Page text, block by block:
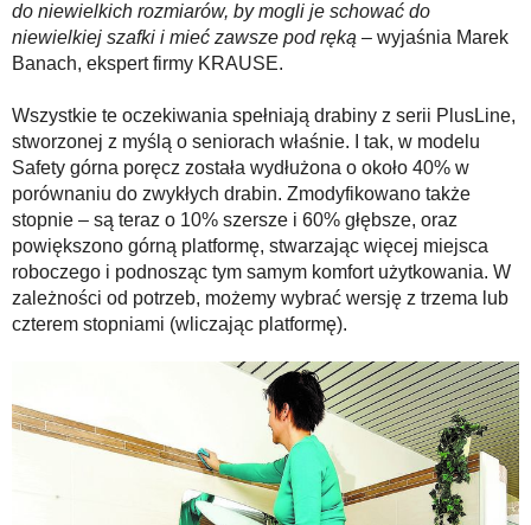
do niewielkich rozmiarów, by mogli je schować do
niewielkiej szafki i mieć zawsze pod ręką – wyjaśnia Marek
Banach, ekspert firmy KRAUSE.
Wszystkie te oczekiwania spełniają drabiny z serii PlusLine,
stworzonej z myślą o seniorach właśnie. I tak, w modelu
Safety górna poręcz została wydłużona o około 40% w
porównaniu do zwykłych drabin. Zmodyfikowano także
stopnie – są teraz o 10% szersze i 60% głębsze, oraz
powiększono górną platformę, stwarzając więcej miejsca
roboczego i podnosząc tym samym komfort użytkowania. W
zależności od potrzeb, możemy wybrać wersję z trzema lub
czterem stopniami (wliczając platformę).